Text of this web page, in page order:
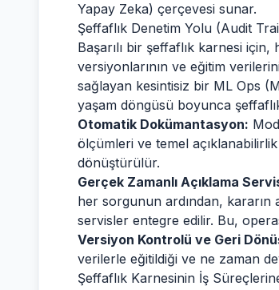
Yapay Zeka) çerçevesi sunar.
Şeffaflık Denetim Yolu (Audit
Başarılı bir şeffaflık karnesi
versiyonlarının ve eğitim
sağlayan kesintisiz bir ML Ops
yaşam döngüsü boyunca
Otomatik Dokümantasyon:
ölçümleri ve temel
dönüştürülür.
Gerçek Zamanlı Açıklama
her sorgunun ardından, kararın
servisler entegre edilir. Bu,
Versiyon Kontrolü ve Geri
verilerle eğitildiği ve ne zaman
Şeffaflık Karnesinin İş